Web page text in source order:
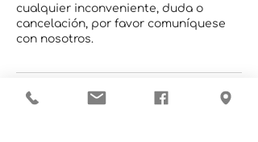
cualquier inconveniente, duda o
cancelación, por favor comuníquese
con nosotros.
Datos de contacto